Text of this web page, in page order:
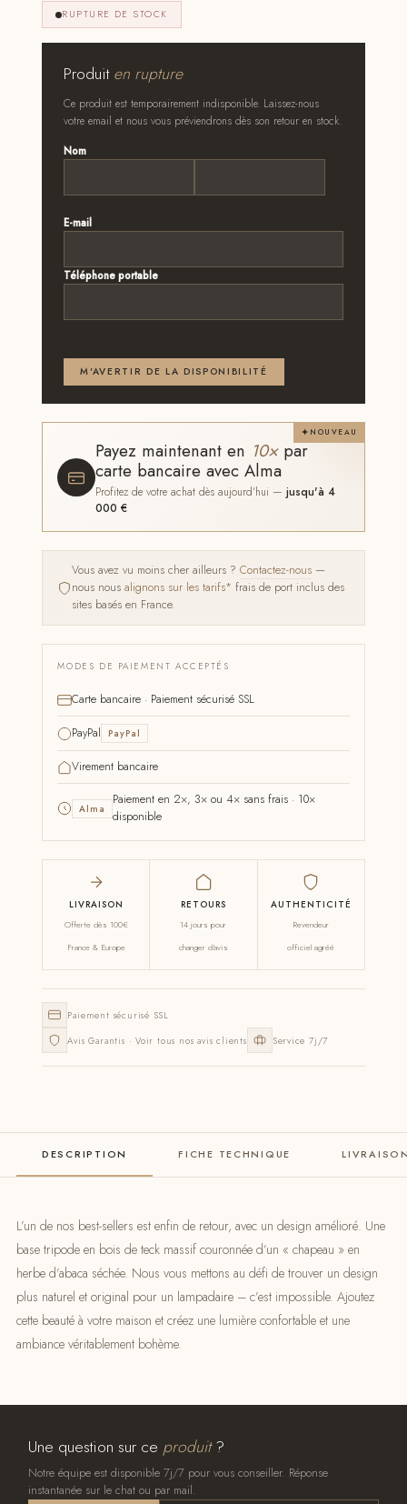
RUPTURE DE STOCK
Produiten rupture
Ce produit est temporairement indisponible. Laissez-nous
votre email et nous vous préviendrons dès son retour en stock.
Nom
E-mail
Téléphone portable
M'AVERTIR DE LA DISPONIBILITÉ
NOUVEAU
Payez maintenant en 10×par
carte bancaire avec Alma
Profitez de votre achat dès aujourd'hui —jusqu'à 4
000 €
Vous avez vu moins cher ailleurs ?Contactez-nous —
nous nousalignons sur les tarifs* frais de port inclus des
sites basés en France.
MODES DE PAIEMENT ACCEPTÉS
Carte bancaire · Paiement sécurisé SSL
PayPal PayPal
Virement bancaire
Alma
Paiement en 2×, 3× ou 4× sans frais · 10×
disponible
LIVRAISON
Offerte dès 100€
France & Europe
RETOURS
14 jours pour
changer d'avis
AUTHENTICITÉ
Revendeur
officiel agréé
Paiement sécurisé SSL
Avis Garantis · Voir tous nos avis clients
Service 7j/7
DESCRIPTION FICHE TECHNIQUE
L’un de nos best-sellers est enfin de retour, avec un design amélioré. Une
base tripode en bois de teck massif couronnée d’un « chapeau » en
herbe d’abaca séchée. Nous vous mettons au défi de trouver un design
plus naturel et original pour un lampadaire – c’est impossible. Ajoutez
cette beauté à votre maison et créez une lumière confortable et une
ambiance véritablement bohème.
Une question sur ce produit?
Notre équipe est disponible 7j/7 pour vous conseiller. Réponse
instantanée sur le chat ou par mail.